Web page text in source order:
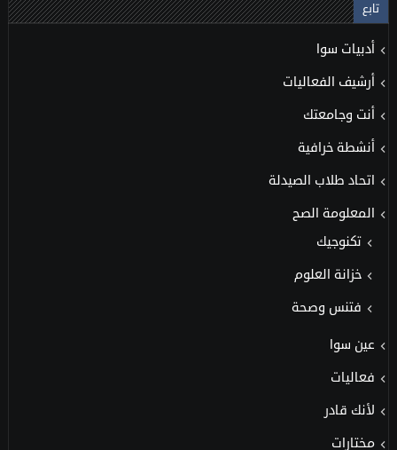
تابع
أدبيات سوا
أرشيف الفعاليات
أنت وجامعتك
أنشطة خرافية
اتحاد طلاب الصيدلة
المعلومة الصح
تكنوجيك
خزانة العلوم
فتنس وصحة
عين سوا
فعاليات
لأنك قادر
مختارات